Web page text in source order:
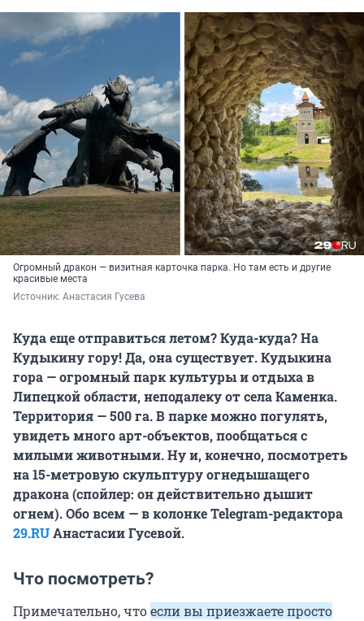
Огромный дракон — визитная карточка парка. Но там есть и другие
красивые места
Источник: Анастасия Гусева
Куда еще отправиться летом? Куда-куда? На
Кудыкину гору! Да, она существует. Кудыкина
гора — огромный парк культуры и отдыха в
Липецкой области, неподалеку от села Каменка.
Территория — 500 га. В парке можно погулять,
увидеть много арт-объектов, пообщаться с
милыми животными. Ну и, конечно, посмотреть
на 15-метровую скульптуру огнедышащего
дракона (спойлер: он действительно дышит
огнем). Обо всем — в колонке Telegram-редактора
29.RUАнастасии Гусевой.
Что посмотреть?
Примечательно, чтоесли вы приезжаете просто